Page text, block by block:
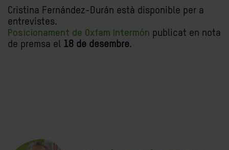
Cristina Fernández-Durán està disponible per a
entrevistes.
Posicionament de Oxfam Intermón publicat en nota
de premsa el 18 de desembre.